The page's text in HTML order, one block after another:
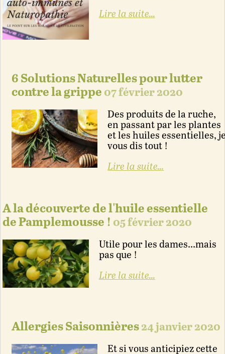
Lire la suite...
6 Solutions Naturelles pour lutter
contre la grippe 07 février 2020
Des produits de la ruche,
en passant par les plantes
et les huiles essentielles,
vous dis tout !
Lire la suite...
A la découverte de l'huile essentielle
de Pamplemousse ! 05 février 2020
Utile pour les dames...mais
pas que !
Lire la suite...
Allergies Saisonnières 24 janvier 2020
Et si vous anticipiez cette